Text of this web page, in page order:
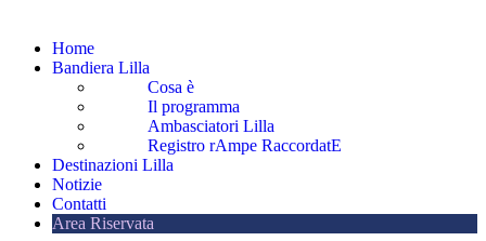
Home
Bandiera Lilla
Cosa è
Il programma
Ambasciatori Lilla
Registro rAmpe RaccordatE
Destinazioni Lilla
Notizie
Contatti
Area Riservata